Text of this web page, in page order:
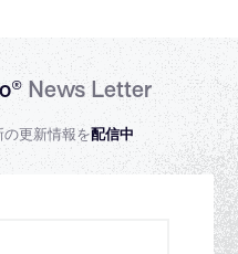
News Letter
更新情報を配信中